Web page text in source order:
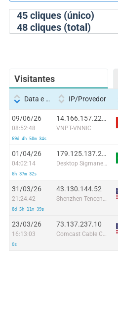
45cliques (único)
48cliques (total)
Visitantes
Data e hora IP/Provedor
09/06/26
08:52:48
69d 4h 50m 34s
14.166.157.228:33315
VNPT-VNNIC
01/04/26
04:02:14
6h 37m 32s
179.125.137.236
Desktop Sigmanet Comunicação Multimídia SA
31/03/26
21:24:42
8d 5h 11m 39s
43.130.144.52
Shenzhen Tencent Computer Systems Company Limited
23/03/26
16:13:03
0s
73.137.237.10
Comcast Cable Communications